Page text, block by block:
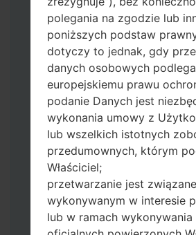
strony domowej.
Podłącz kabel USB, a
przytrzymaj przycisk
zmniejszania głośności.
Naciśnij i przytrzymaj
przycisk zwiększania
Następnie podłącz
komputera, Odin
telefon, a na ekranie
portu COM.
Podaj tylko czas
fabrycznych i
ponownego uruchamiania.
Na koniec naciśnij
polegania na zgodzie lub
poniższych podstaw
dotyczy to jednak, gdy
danych osobowych podlega
europejskiemu prawu
podanie Danych jest
wykonania umowy z
lub wszelkich istotnych
przedumownych, którym
Właściciel;
przetwarzanie jest
wykonywanym w interesie
lub w ramach wykonywania